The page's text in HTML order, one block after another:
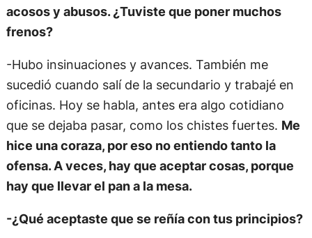
acosos y abusos. ¿Tuviste que poner muchos
frenos?
-Hubo insinuaciones y avances. También me
sucedió cuando salí de la secundario y trabajé en
oficinas. Hoy se habla, antes era algo cotidiano
que se dejaba pasar, como los chistes fuertes. Me
hice una coraza, por eso no entiendo tanto la
ofensa. A veces, hay que aceptar cosas, porque
hay que llevar el pan a la mesa.
-¿Qué aceptaste que se reñía con tus principios?